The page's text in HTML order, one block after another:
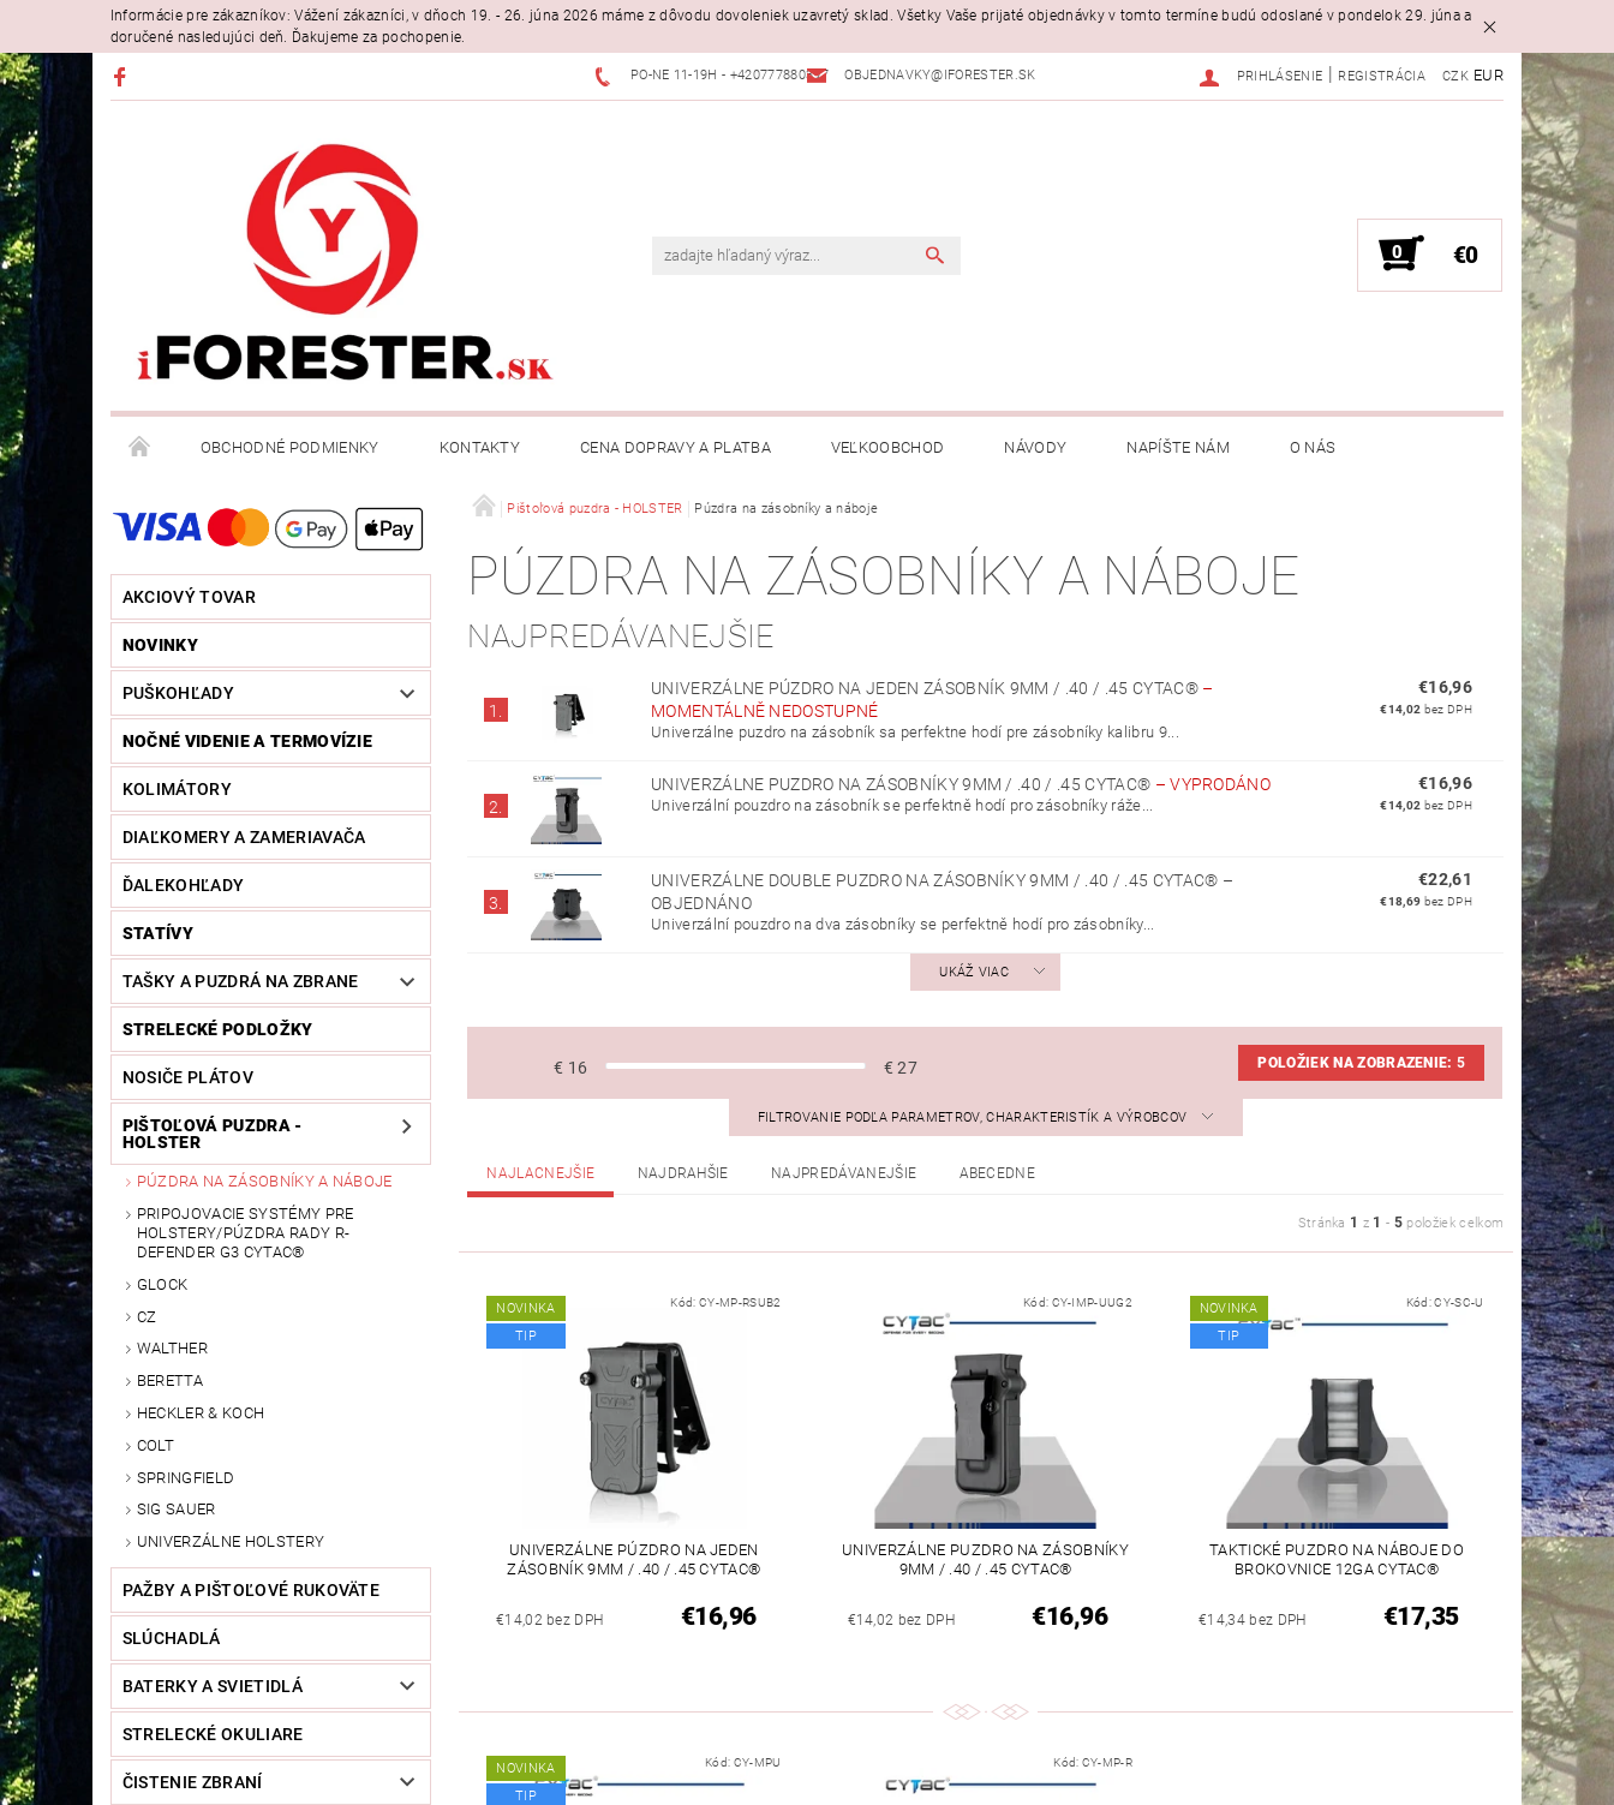
Informácie pre zákazníkov: Vážení zákazníci, v dňoch 19. - 26. júna 2026 máme z dôvodu dovoleniek uzavretý sklad. Všetky Vaše prijaté objednávky v tomto termíne budú odoslané v pondelok 29. júna a
doručené nasledujúci deň. Ďakujeme za pochopenie.
PO-NE 11-19H - +420777880397 OBJEDNAVKY@IFORESTER.SK CZK EUR
PRIHLÁSENIE REGISTRÁCIA
0 €0
OBCHODNÉ PODMIENKY KONTAKTY CENA DOPRAVY A PLATBA VEĽKOOBCHOD NÁVODY NAPÍŠTE NÁM O NÁS
AKCIOVÝ TOVAR
NOVINKY
PUŠKOHĽADY
NOČNÉ VIDENIE A TERMOVÍZIE
KOLIMÁTORY
DIAĽKOMERY A ZAMERIAVAČA
ĎALEKOHĽADY
STATÍVY
TAŠKY A PUZDRÁ NA ZBRANE
STRELECKÉ PODLOŽKY
NOSIČE PLÁTOV
PIŠTOĽOVÁ PUZDRA -
HOLSTER
PÚZDRA NA ZÁSOBNÍKY A NÁBOJE
PRIPOJOVACIE SYSTÉMY PRE
HOLSTERY/PÚZDRA RADY R-
DEFENDER G3 CYTAC®
GLOCK
CZ
WALTHER
BERETTA
HECKLER & KOCH
COLT
SPRINGFIELD
SIG SAUER
UNIVERZÁLNE HOLSTERY
PAŽBY A PIŠTOĽOVÉ RUKOVÄTE
SLÚCHADLÁ
BATERKY A SVIETIDLÁ
STRELECKÉ OKULIARE
ČISTENIE ZBRANÍ
Pištoľová puzdra - HOLSTER Púzdra na zásobníky a náboje
PÚZDRA NA ZÁSOBNÍKY A NÁBOJE
NAJPREDÁVANEJŠIE
1.
UNIVERZÁLNE PÚZDRO NA JEDEN ZÁSOBNÍK 9MM / .40 / .45 CYTAC® –
MOMENTÁLNĚ NEDOSTUPNÉ
Univerzálne puzdro na zásobník sa perfektne hodí pre zásobníky kalibru 9...
€16,96
€14,02 bez DPH
2.
UNIVERZÁLNE PUZDRO NA ZÁSOBNÍKY 9MM / .40 / .45 CYTAC® –VYPRODÁNO
Univerzální pouzdro na zásobník se perfektně hodí pro zásobníky ráže...
€16,96
€14,02 bez DPH
3.
UNIVERZÁLNE DOUBLE PUZDRO NA ZÁSOBNÍKY 9MM / .40 / .45 CYTAC® –
OBJEDNÁNO
Univerzální pouzdro na dva zásobníky se perfektně hodí pro zásobníky...
€22,61
€18,69 bez DPH
UKÁŽ VIAC
€ 16 €27 POLOŽIEK NA ZOBRAZENIE:5
FILTROVANIE PODĽA PARAMETROV, CHARAKTERISTÍK A VÝROBCOV
NAJLACNEJŠIE NAJDRAHŠIE NAJPREDÁVANEJŠIE ABECEDNE
Stránka 1 z 1 - 5 položiek celkom
NOVINKA
TIP
Kód: CY-MP-RSUB2
UNIVERZÁLNE PÚZDRO NA JEDEN
ZÁSOBNÍK 9MM / .40 / .45 CYTAC®
€14,02 bez DPH €16,96
Kód: CY-IMP-UUG2
UNIVERZÁLNE PUZDRO NA ZÁSOBNÍKY
9MM / .40 / .45 CYTAC®
€14,02 bez DPH €16,96
NOVINKA
TIP
Kód:CY-SC-U
TAKTICKÉ PUZDRO NA NÁBOJE DO
BROKOVNICE 12GA CYTAC®
€14,34 bez DPH €17,35
NOVINKA
TIP
Kód: CY-MPU Kód: CY-MP-R